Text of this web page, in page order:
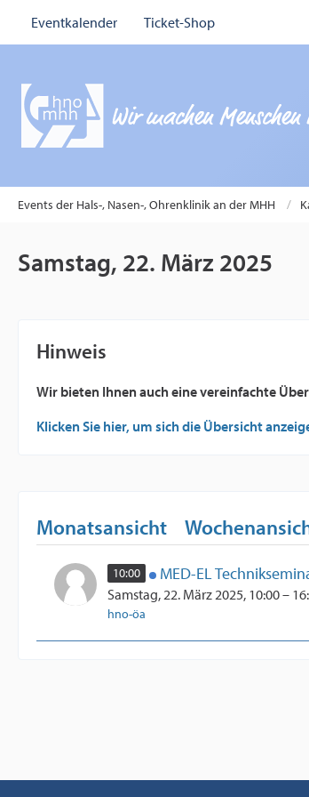
Eventkalender Ticket-Shop
Events der Hals-, Nasen-, Ohrenklinik an der MHH
Samstag, 22. März 2025
Hinweis
Wir bieten Ihnen auch eine vereinfachte
Klicken Sie hier, um sich die Übersicht
Monatsansicht
10:00 MED-EL
Samstag, 22. März 2025, 10:00 –
hno-öa